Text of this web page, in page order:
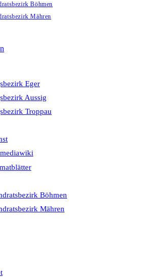
Böhmen
Mähren
Eger
Aussig
Troppau
Böhmen
Mähren